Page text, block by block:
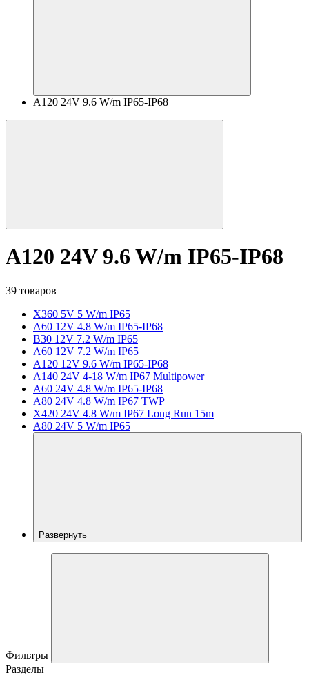
A120 24V 9.6 W/m IP65-IP68
A120 24V 9.6 W/m IP65-IP68
39 товаров
X360 5V 5 W/m IP65
A60 12V 4.8 W/m IP65-IP68
B30 12V 7.2 W/m IP65
A60 12V 7.2 W/m IP65
A120 12V 9.6 W/m IP65-IP68
A140 24V 4-18 W/m IP67 Multipower
A60 24V 4.8 W/m IP65-IP68
A80 24V 4.8 W/m IP67 TWP
X420 24V 4.8 W/m IP67 Long Run 15m
A80 24V 5 W/m IP65
Развернуть
Фильтры
Разделы